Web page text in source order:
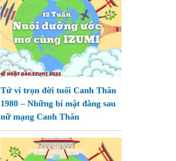
Tử vi trọn đời tuổi Canh Thân
1980 – Những bí mật đằng sau
nữ mạng Canh Thân